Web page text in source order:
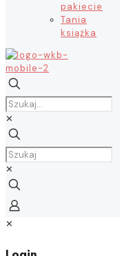
pakiecie
Tania
książka
✕
✕
✕